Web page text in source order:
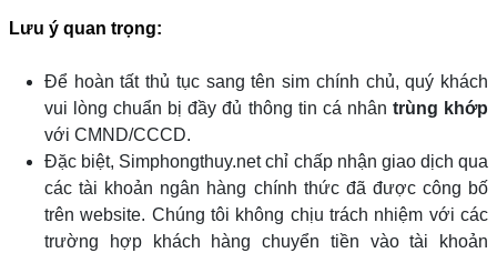
Lưu ý quan trọng:
Để hoàn tất thủ tục sang tên sim chính chủ, quý khách
vui lòng chuẩn bị đầy đủ thông tin cá nhân trùng khớp
với CMND/CCCD.
Đặc biệt, Simphongthuy.net chỉ chấp nhận giao dịch qua
các tài khoản ngân hàng chính thức đã được công bố
trên website. Chúng tôi không chịu trách nhiệm với các
trường hợp khách hàng chuyển tiền vào tài khoản